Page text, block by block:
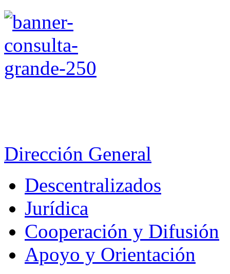
Dirección General
Descentralizados
Jurídica
Cooperación y Difusión
Apoyo y Orientación